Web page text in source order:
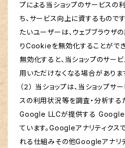
プによる当ショップのサービスの
ち、サービス向上に資するもので
たいユーザーは、ウェブブラウザ
りCookieを無効化することがで
無効化すると、当ショップのサー
用いただけなくなる場合がありま
（２） 当ショップは、当ショップ
スの利用状況等を調査・分析する
Google LLCが提供する Google
ています。Googleアナリティクス
れる仕組みその他Googleアナリ